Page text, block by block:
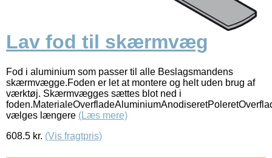
Lav fod til skærmvæg
Fod i aluminium som passer til alle Beslagsmandens
skærmvægge.Foden er let at montere og helt uden brug af
værktøj. Skærmvægges sættes blot ned i
vælges længere (Læs mere)
608.5 kr. (Vis fragtpris)